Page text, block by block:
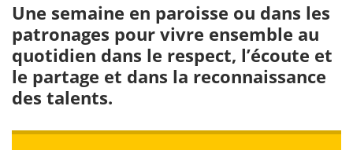
Une semaine en paroisse ou dans les
patronages pour vivre ensemble au
quotidien dans le respect, l’écoute et
le partage et dans la reconnaissance
des talents.